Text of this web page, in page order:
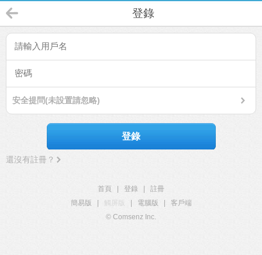
登錄
安全提問(未設置請忽略)
登錄
還沒有註冊？
首頁 登錄
註冊
簡易版
觸屏版 電腦版
客戶端
© Comsenz Inc.